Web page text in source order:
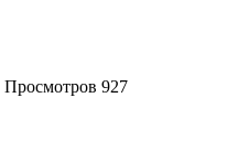
Просмотров 927